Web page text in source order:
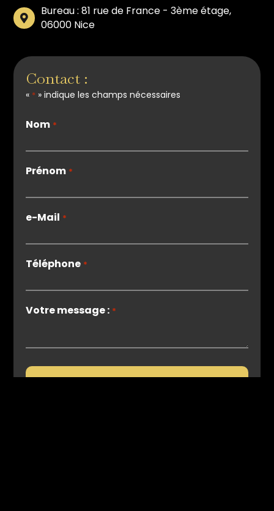
Bureau : 81 rue de France - 3ème étage,
06000 Nice
Contact :
« * » indique les champs nécessaires
Nom *
Prénom *
e-Mail *
Téléphone *
Votre message : *